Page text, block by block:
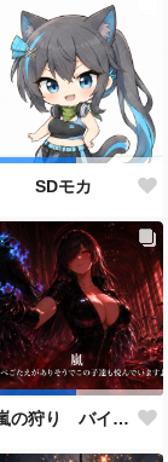
SDモカ
嵐の狩り バイカーコスチューム